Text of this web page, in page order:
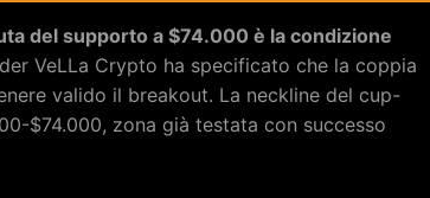
del supporto a $74.000 è la condizione
VeLLa Crypto ha specificato che la coppia
valido il breakout. La neckline del cup-
$74.000, zona già testata con successo